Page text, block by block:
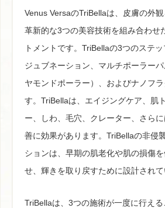
Venus VersaのTriBellaは、皮膚の外観
革新的な3つの美容技術を組み合わせ
トメントです。TriBellaの3つのステ
ジュブネーション、マルチポーラー
ヤモンドポーラー）、およびナノフ
す。TriBellaは、エイジングケア、肌
ー、しわ、毛穴、クレーター、さら
善に効果があります。TriBellaの非侵
ションは、早期の肌老化や肌の損傷
せ、輝きを取り戻すために設計されて
TriBellaは、3つの施術が一度に行え